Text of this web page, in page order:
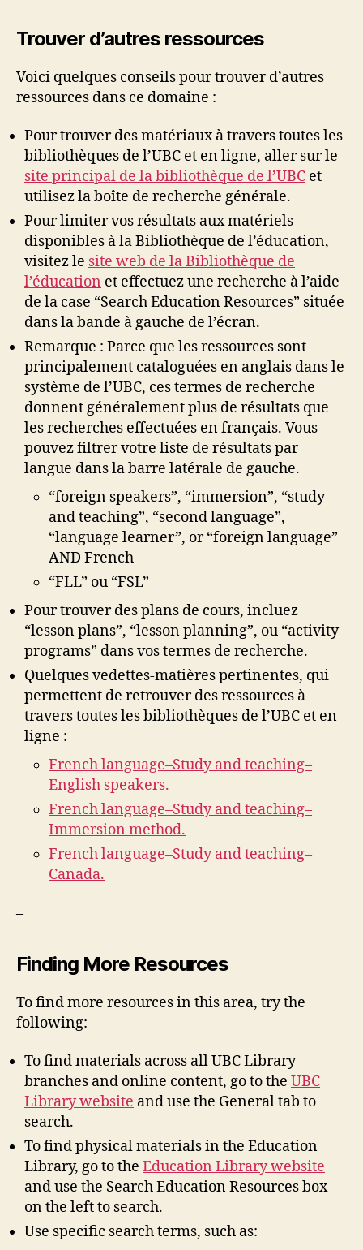
Trouver d’autres ressources
Voici quelques conseils pour trouver d’autres
ressources dans ce domaine :
Pour trouver des matériaux à travers toutes les
bibliothèques de l’UBC et en ligne, aller sur le
site principal de la bibliothèque de l’UBC et
utilisez la boîte de recherche générale.
Pour limiter vos résultats aux matériels
disponibles à la Bibliothèque de l’éducation,
visitez le site web de la Bibliothèque de
l’éducation et effectuez une recherche à l’aide
de la case “Search Education Resources” située
dans la bande à gauche de l’écran.
Remarque : Parce que les ressources sont
principalement cataloguées en anglais dans le
système de l’UBC, ces termes de recherche
donnent généralement plus de résultats que
les recherches effectuées en français. Vous
pouvez filtrer votre liste de résultats par
langue dans la barre latérale de gauche.
“foreign speakers”, “immersion”, “study
and teaching”, “second language”,
“language learner”, or “foreign language”
AND French
“FLL” ou “FSL”
Pour trouver des plans de cours, incluez
“lesson plans”, “lesson planning”, ou “activity
programs” dans vos termes de recherche.
Quelques vedettes-matières pertinentes, qui
permettent de retrouver des ressources à
travers toutes les bibliothèques de l’UBC et en
ligne :
French language–Study and teaching–
English speakers.
French language–Study and teaching–
Immersion method.
French language–Study and teaching–
Canada.
–
Finding More Resources
To find more resources in this area, try the
following:
To find materials across all UBC Library
branches and online content, go to the UBC
Library website and use the General tab to
search.
To find physical materials in the Education
Library, go to the Education Library website
and use the Search Education Resources box
on the left to search.
Use specific search terms, such as: